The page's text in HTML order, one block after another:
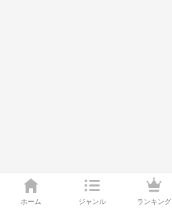
ホーム ジャンル ランキング